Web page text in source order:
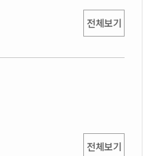
전체보기
전체보기